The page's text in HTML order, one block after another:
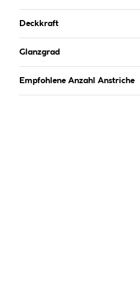
Deckkraft
Glanzgrad
Empfohlene Anzahl Anstriche